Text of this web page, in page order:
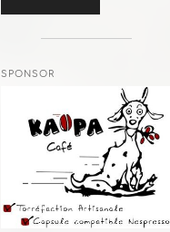
SPONSOR